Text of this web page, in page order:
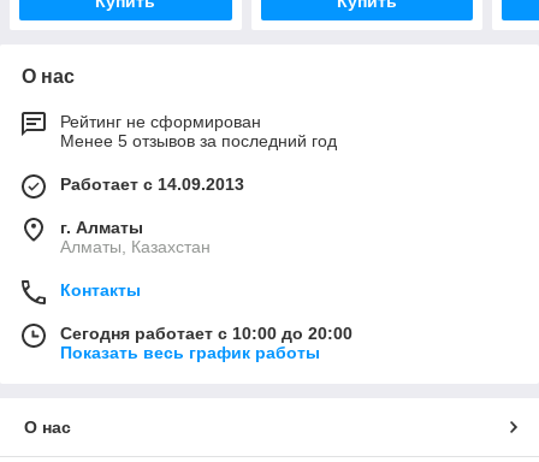
О нас
Рейтинг не сформирован
Менее 5 отзывов за последний год
Работает с 14.09.2013
г. Алматы
Алматы, Казахстан
Контакты
Сегодня работает с 10:00 до 20:00
Показать весь график работы
О нас